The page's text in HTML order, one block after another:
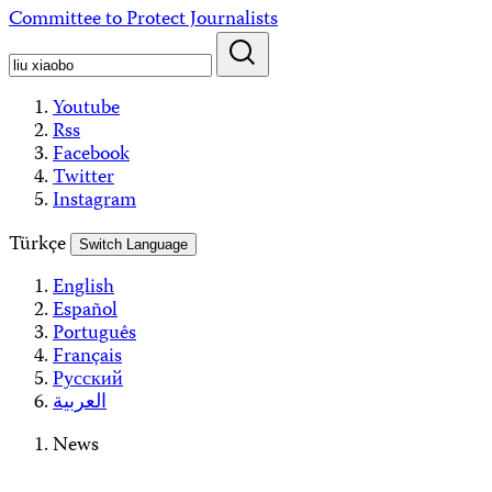
Skip
content
Committee to Protect Journalists
Youtube
Rss
Facebook
Twitter
Instagram
Türkçe
Switch Language
English
Español
Português
Français
Русский
العربية
News